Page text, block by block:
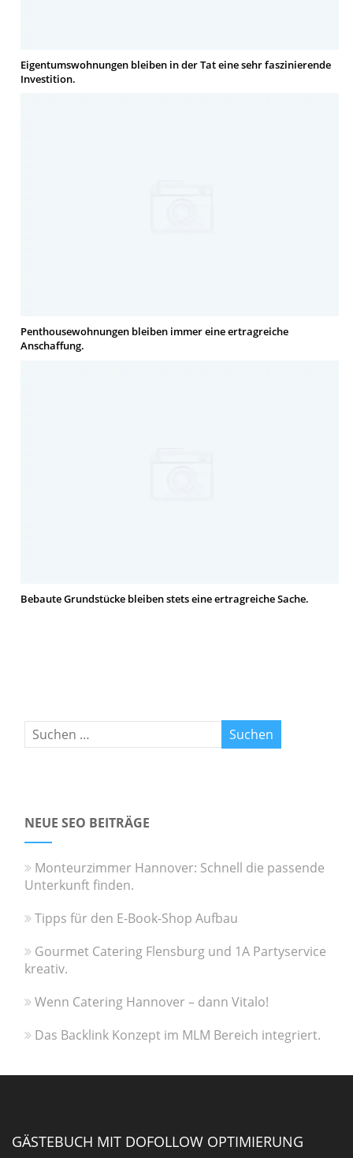
Eigentumswohnungen bleiben in der Tat eine sehr faszinierende
Investition.
Penthousewohnungen bleiben immer eine ertragreiche
Anschaffung.
Bebaute Grundstücke bleiben stets eine ertragreiche Sache.
NEUE SEO BEITRÄGE
Monteurzimmer Hannover: Schnell die passende
Unterkunft finden.
Tipps für den E-Book-Shop Aufbau
Gourmet Catering Flensburg und 1A Partyservice
kreativ.
Wenn Catering Hannover – dann Vitalo!
Das Backlink Konzept im MLM Bereich integriert.
GÄSTEBUCH MIT DOFOLLOW OPTIMIERUNG